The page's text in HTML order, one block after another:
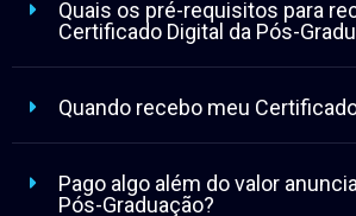
Quais os pré-requisitos para
Certificado Digital da Pós-
Quando recebo meu
Pago algo além do valor
Pós-Graduação?